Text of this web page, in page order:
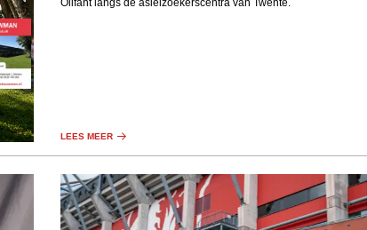
Olifant langs de asielzoekerscentra van Twente.
LEES MEER